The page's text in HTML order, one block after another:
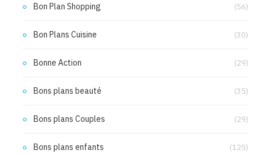
Bon Plan Shopping (56)
Bon Plans Cuisine (30)
Bonne Action (29)
Bons plans beauté (35)
Bons plans Couples (29)
Bons plans enfants (125)